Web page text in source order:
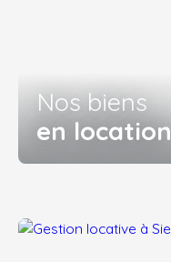
Nos biens
en location